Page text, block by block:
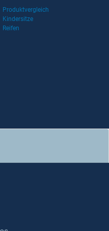
Produktvergleich
Kindersitze
Reifen